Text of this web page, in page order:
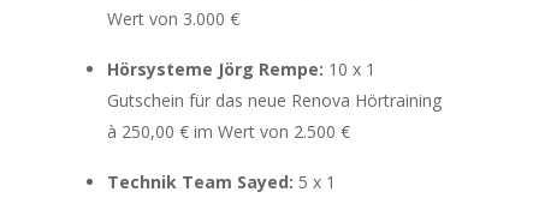
Wert von 3.000 €
Hörsysteme Jörg Rempe: 10 x 1
Gutschein für das neue Renova Hörtraining
à 250,00 € im Wert von 2.500 €
Technik Team Sayed: 5 x 1